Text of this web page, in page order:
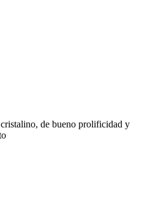
de bueno prolificidad y